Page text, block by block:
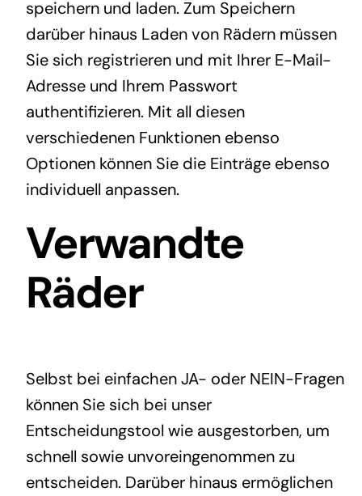
speichern und laden. Zum Speichern
darüber hinaus Laden von Rädern müssen
Sie sich registrieren und mit Ihrer E-Mail-
Adresse und Ihrem Passwort
authentifizieren. Mit all diesen
verschiedenen Funktionen ebenso
Optionen können Sie die Einträge ebenso
individuell anpassen.
Verwandte
Räder
Selbst bei einfachen JA- oder NEIN-Fragen
können Sie sich bei unser
Entscheidungstool wie ausgestorben, um
schnell sowie unvoreingenommen zu
entscheiden. Darüber hinaus ermöglichen